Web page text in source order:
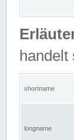
handelt
shortname
longname